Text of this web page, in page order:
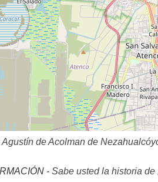
de Acolman de
- Sabe usted la historia